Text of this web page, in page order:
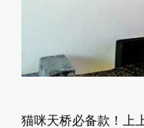
猫咪天桥必备款！上